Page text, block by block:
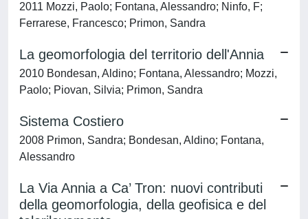
2011 Mozzi, Paolo; Fontana, Alessandro; Ninfo, F;
Ferrarese, Francesco; Primon, Sandra
La geomorfologia del territorio dell'Annia
2010 Bondesan, Aldino; Fontana, Alessandro; Mozzi,
Paolo; Piovan, Silvia; Primon, Sandra
Sistema Costiero
2008 Primon, Sandra; Bondesan, Aldino; Fontana,
Alessandro
La Via Annia a Ca’ Tron: nuovi contributi
della geomorfologia, della geofisica e del